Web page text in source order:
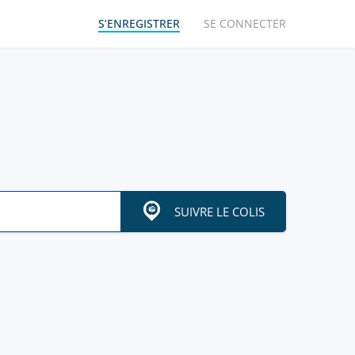
S’ENREGISTRER SE CONNECTER
SUIVRE LE COLIS